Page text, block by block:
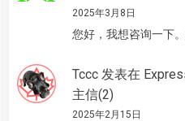
2025年3月8日
您好，我想咨询一下
Tccc 发表在
主信(2)
2025年2月15日